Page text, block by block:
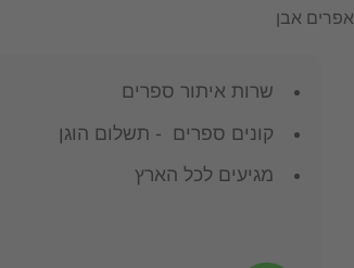
אפרים אבן
שרות איתור ספרים
קונים ספרים - תשלום הוגן
מגיעים לכל הארץ